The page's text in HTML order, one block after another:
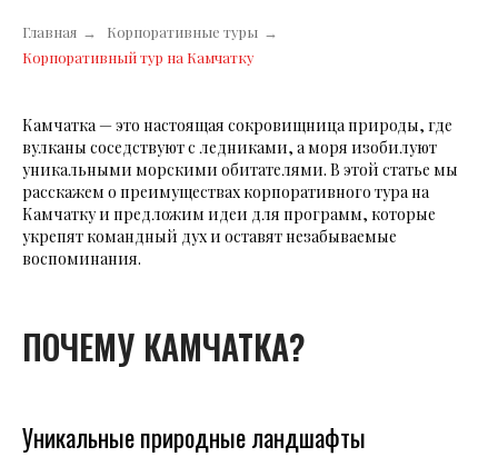
Главная → Корпоративные туры →
Корпоративный тур на Камчатку
Камчатка — это настоящая сокровищница природы, где
вулканы соседствуют с ледниками, а моря изобилуют
уникальными морскими обитателями. В этой статье мы
расскажем о преимуществах корпоративного тура на
Камчатку и предложим идеи для программ, которые
укрепят командный дух и оставят незабываемые
воспоминания.
ПОЧЕМУ КАМЧАТКА?
Уникальные природные ландшафты